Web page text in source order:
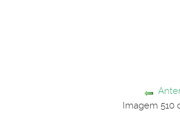
Imagem 510